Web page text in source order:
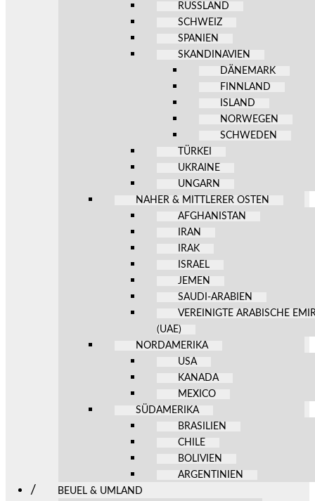
RUSSLAND
SCHWEIZ
SPANIEN
SKANDINAVIEN
DÄNEMARK
FINNLAND
ISLAND
NORWEGEN
SCHWEDEN
TÜRKEI
UKRAINE
UNGARN
NAHER & MITTLERER OSTEN
AFGHANISTAN
IRAN
IRAK
ISRAEL
JEMEN
SAUDI-ARABIEN
VEREINIGTE ARABISCHE
(UAE)
NORDAMERIKA
USA
KANADA
MEXICO
SÜDAMERIKA
BRASILIEN
CHILE
BOLIVIEN
ARGENTINIEN
BEUEL & UMLAND